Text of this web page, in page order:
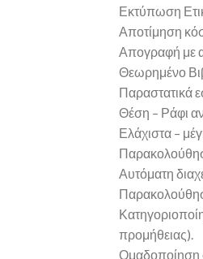
Εκτύπωση
Αποτίμηση
Απογραφή με
Θεωρημένο
Παραστατικά
Θέση – Ράφι
Ελάχιστα –
Αυτόματη
προμήθειας).
Ομαδοποίηση